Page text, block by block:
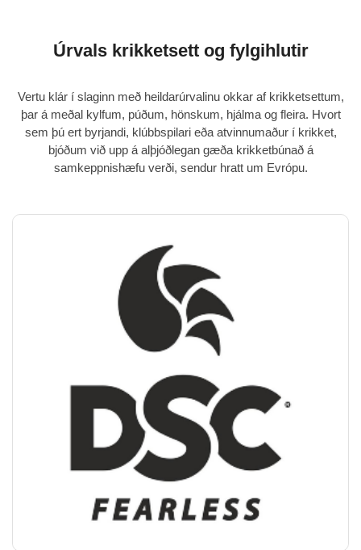
Úrvals krikketsett og fylgihlutir
Vertu klár í slaginn með heildarúrvalinu okkar af krikketsettum,
þar á meðal kylfum, púðum, hönskum, hjálma og fleira. Hvort
sem þú ert byrjandi, klúbbspilari eða atvinnumaður í krikket,
bjóðum við upp á alþjóðlegan gæða krikketbúnað á
samkeppnishæfu verði, sendur hratt um Evrópu.